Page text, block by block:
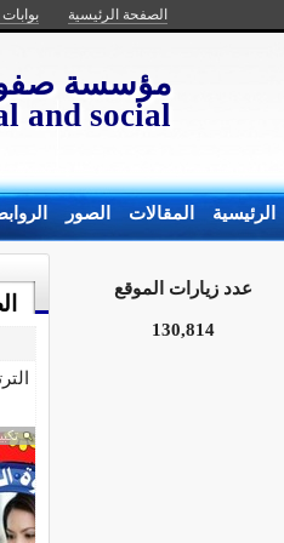
الصفحة الرئيسية بوابات
and social
الرئيسية المقالات الصور
عدد زيارات الموقع
130,814